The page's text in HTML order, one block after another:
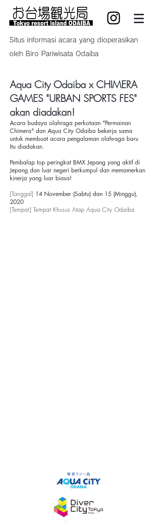
Situs informasi acara yang dioperasikan
oleh Biro Pariwisata Odaiba
Aqua City Odaiba x CHIMERA
GAMES "URBAN SPORTS FES"
akan diadakan!
Acara budaya olahraga perkotaan "Permainan
Chimera" dan Aqua City Odaiba bekerja sama
untuk membuat acara pengalaman olahraga baru
Itu diadakan.
Pembalap top peringkat BMX Jepang yang aktif di
Jepang dan luar negeri berkumpul dan memamerkan
kinerja yang luar biasa!
[Tanggal] 14 November (Sabtu) dan 15 (Minggu),
2020
[Tempat] Tempat Khusus Atap Aqua City Odaiba